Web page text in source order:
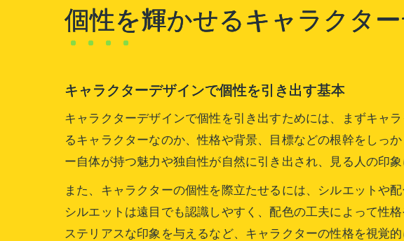
キャラデザ
キャラク
キャラ
特徴あるデ
シルエ
個性を輝かせるキャラクタ
キャラクターデザインで個性を引き出す基本
キャラクターデザインで個性を引き出すためには、まずキャ
るキャラクターなのか、性格や背景、目標などの根幹をしっ
ー自体が持つ魅力や独自性が自然に引き出され、見る人の印象
また、キャラクターの個性を際立たせるには、シルエットや
シルエットは遠目でも認識しやすく、配色の工夫によって性
ステリアスな印象を与えるなど、キャラクターの性格を視覚的